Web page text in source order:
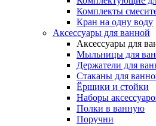
Комплекты
Кран на одну воду
Аксессуары для ванной
Аксессуары для
Мыльницы для
Держатели для
Стаканы для
Ёршики и стойки
Наборы
Полки в ванную
Поручни